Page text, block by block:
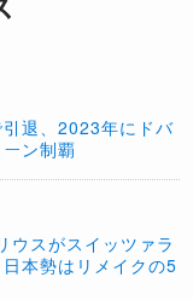
退、2023年にドバ
ン制覇
ウスがスイッツァラ
本勢はリメイクの5